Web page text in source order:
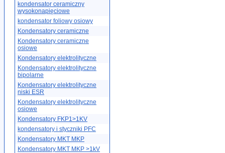
kondensator ceramiczny
wysokonapięciowe
kondensator foliowy osiowy
Kondensatory ceramiczne
Kondensatory ceramiczne
osiowe
Kondensatory elektrolityczne
Kondensatory elektrolityczne
bipolarne
Kondensatory elektrolityczne
niski ESR
Kondensatory elektrolityczne
osiowe
Kondensatory FKP1>1KV
kondensatory i styczniki PFC
Kondensatory MKT MKP
Kondensatory MKT MKP >1kV